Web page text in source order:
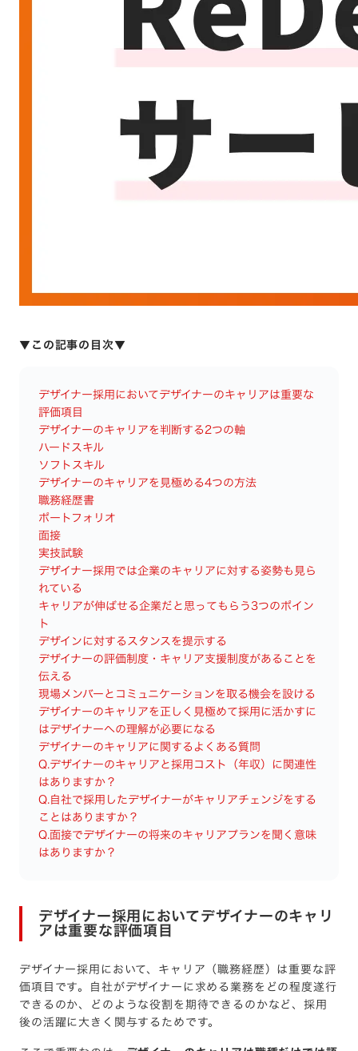
▼この記事の目次▼
デザイナー採用においてデザイナーのキャリアは重要な
評価項目
デザイナーのキャリアを判断する2つの軸
ハードスキル
ソフトスキル
デザイナーのキャリアを見極める4つの方法
職務経歴書
ポートフォリオ
面接
実技試験
デザイナー採用では企業のキャリアに対する姿勢も見ら
れている
キャリアが伸ばせる企業だと思ってもらう3つのポイン
ト
デザインに対するスタンスを提示する
デザイナーの評価制度・キャリア支援制度があることを
伝える
現場メンバーとコミュニケーションを取る機会を設ける
デザイナーのキャリアを正しく見極めて採用に活かすに
はデザイナーへの理解が必要になる
デザイナーのキャリアに関するよくある質問
Q.デザイナーのキャリアと採用コスト（年収）に関連性
はありますか？
Q.自社で採用したデザイナーがキャリアチェンジをする
ことはありますか？
Q.面接でデザイナーの将来のキャリアプランを聞く意味
はありますか？
デザイナー採用においてデザイナーのキャリ
アは重要な評価項目
デザイナー採用において、キャリア（職務経歴）は重要な評
価項目です。自社がデザイナーに求める業務をどの程度遂行
できるのか、どのような役割を期待できるのかなど、採用
後の活躍に大きく関与するためです。